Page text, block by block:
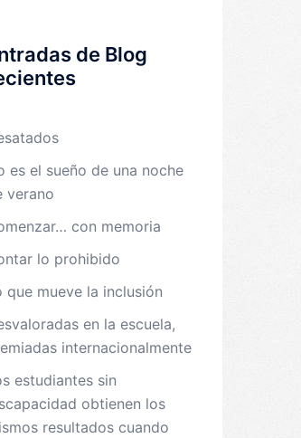
de Blog
es el sueño de una noche
verano
con memoria
lo prohibido
que mueve la inclusión
en la escuela,
internacionalmente
estudiantes sin
obtienen los
resultados cuando